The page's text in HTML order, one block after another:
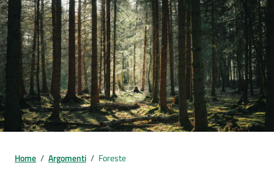
Home / Argomenti / Foreste